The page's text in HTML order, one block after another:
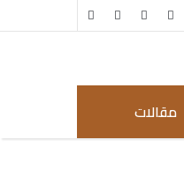
مقال
مقالات